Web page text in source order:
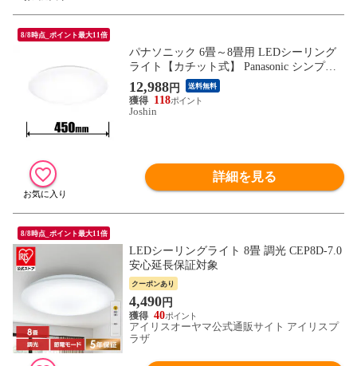
8/8時点_ポイント最大11倍
パナソニック 6畳～8畳用 LEDシーリング
ライト【カチット式】 Panasonic シンプル
シリーズ HH-CM0823CA 【返品種別A】
12,988円 送料無料
118
Joshin
詳細を見る
8/8時点_ポイント最大11倍
LEDシーリングライト 8畳 調光 CEP8D-7.0
安心延長保証対象
クーポンあり
4,490円
40
アイリスオーヤマ公式通販サイト アイリスプ
ラザ